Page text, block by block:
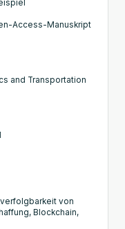
Access-Manuskript
and Transportation
von
Blockchain,